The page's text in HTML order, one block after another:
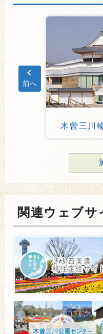
木曽三川
前へ
関連ウェブサ